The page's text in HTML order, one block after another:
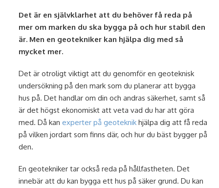
Det är en självklarhet att du behöver få reda på
mer om marken du ska bygga på och hur stabil den
är. Men en geotekniker kan hjälpa dig med så
mycket mer.
Det är otroligt viktigt att du genomför en geoteknisk
undersökning på den mark som du planerar att bygga
hus på. Det handlar om din och andras säkerhet, samt så
är det högst ekonomiskt att veta vad du har att göra
med. Då kanexperter på geoteknik hjälpa dig att få reda
på vilken jordart som finns där, och hur du bäst bygger på
den.
En geotekniker tar också reda på hållfastheten. Det
innebär att du kan bygga ett hus på säker grund. Du kan